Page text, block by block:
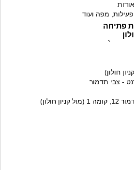
מפה ועוד
פתיחה
`
- צבי תדמור
קניון חולון)